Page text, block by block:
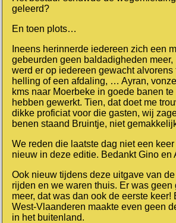
geleerd?
En toen plots…
Ineens herinnerde iedereen zich een
gebeurden geen baldadigheden
werd er op iedereen gewacht
helling of een afdaling, … Ayran,
kms naar Moerbeke in goede banen
hebben gewerkt. Tien, dat doet me
dikke proficiat voor die gasten, wij
benen staand Bruintje, niet
We reden die laatste dag niet een
nieuw in deze editie. Bedankt Gino en
Ook nieuw tijdens deze uitgave van
rijden en we waren thuis. Er was
meer, dat was dan ook de eerste
West-Vlaanderen maakte even geen
in het buitenland.